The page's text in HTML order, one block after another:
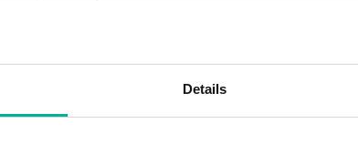
Details
2 CPU, 2GB RAM ~60K besökare/mån